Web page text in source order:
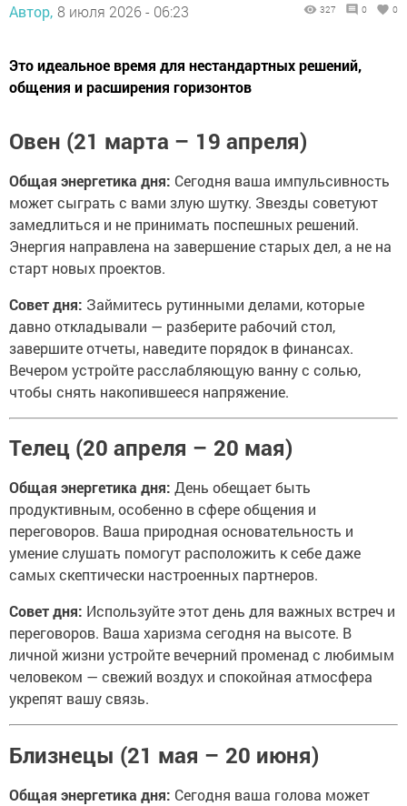
Автор, 8 июля 2026 - 06:23 327 0 0
Это идеальное время для нестандартных решений,
общения и расширения горизонтов
Овен (21 марта – 19 апреля)
Общая энергетика дня: Сегодня ваша импульсивность
может сыграть с вами злую шутку. Звезды советуют
замедлиться и не принимать поспешных решений.
Энергия направлена на завершение старых дел, а не на
старт новых проектов.
Совет дня: Займитесь рутинными делами, которые
давно откладывали — разберите рабочий стол,
завершите отчеты, наведите порядок в финансах.
Вечером устройте расслабляющую ванну с солью,
чтобы снять накопившееся напряжение.
Телец (20 апреля – 20 мая)
Общая энергетика дня: День обещает быть
продуктивным, особенно в сфере общения и
переговоров. Ваша природная основательность и
умение слушать помогут расположить к себе даже
самых скептически настроенных партнеров.
Совет дня: Используйте этот день для важных встреч и
переговоров. Ваша харизма сегодня на высоте. В
личной жизни устройте вечерний променад с любимым
человеком — свежий воздух и спокойная атмосфера
укрепят вашу связь.
Близнецы (21 мая – 20 июня)
Общая энергетика дня: Сегодня ваша голова может